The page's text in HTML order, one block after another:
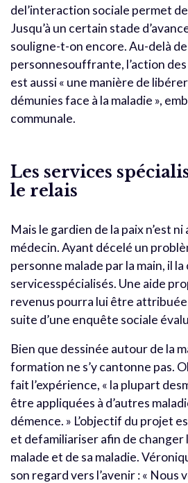
del’interaction sociale permet
Jusqu’à un certain stade
souligne-t-on encore. Au-delà de
personnesouffrante, l’action
est aussi « une manière de
démunies face à la maladie »,
communale.
Les services
le relais
Mais le gardien de la paix n’est
médecin. Ayant décelé un
personne malade par la main, il
servicesspécialisés. Une aide
revenus pourra lui être attribuée
suite d’une enquête sociale
Bien que dessinée autour de la
formation ne s’y cantonne pas.
fait l’expérience, « la plupart
être appliquées à d’autres
démence. » L’objectif du projet
et defamiliariser afin de changer
malade et de sa maladie.
son regard vers l’avenir : « Nous